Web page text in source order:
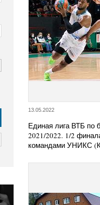
13.05.2022
Единая лига ВТБ по
2021/2022. 1/2
командами УНИКС